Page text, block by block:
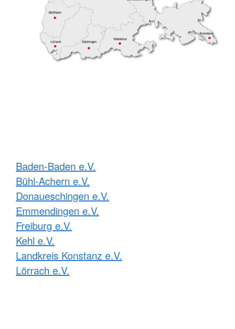
Baden-Baden e.V.
Bühl-Achern e.V.
Donaueschingen e.V.
Emmendingen e.V.
Freiburg e.V.
Kehl e.V.
Landkreis Konstanz e.V.
Lörrach e.V.